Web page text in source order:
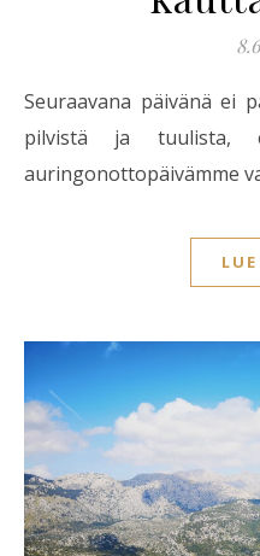
Seuraavana päivänä ei paistakaan aurinko, vaan on
pilvistä ja tuulista,
auringonottopäivämme